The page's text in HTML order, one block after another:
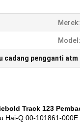
Merek:
Model:
cadang pengganti atm
Track 123
Hai-Q 00-101861-000E